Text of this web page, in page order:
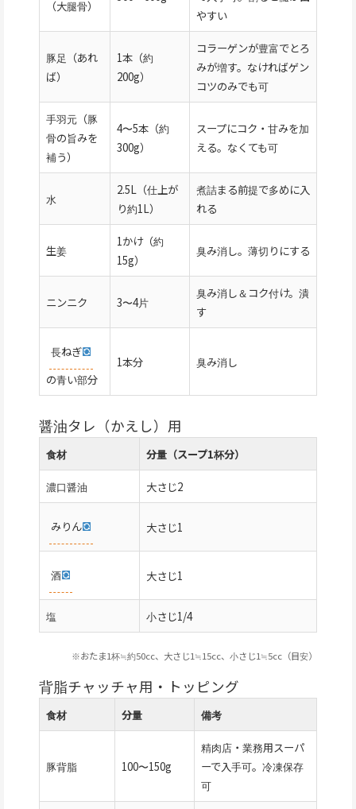
（大腿骨）
やすい
豚足（あれ
ば）
1本（約
200g）
コラーゲンが豊富でとろ
みが増す。なければゲン
コツのみでも可
手羽元（豚
骨の旨みを
補う）
4〜5本（約
300g）
スープにコク・甘みを加
える。なくても可
水
2.5L（仕上が
り約1L）
煮詰まる前提で多めに入
れる
生姜
1かけ（約
15g）
臭み消し。薄切りにする
ニンニク 3〜4片
臭み消し＆コク付け。潰
す
長ねぎ
の青い部分
1本分 臭み消し
醤油タレ（かえし）用
食材 分量（スープ1杯分）
濃口醤油 大さじ2
みりん 大さじ1
酒 大さじ1
塩 小さじ1/4
※おたま1杯≒約50cc、大さじ1≒15cc、小さじ1≒5cc（目安）
背脂チャッチャ用・トッピング
食材 分量 備考
豚背脂 100〜150g
精肉店・業務用スーパ
ーで入手可。冷凍保存
可